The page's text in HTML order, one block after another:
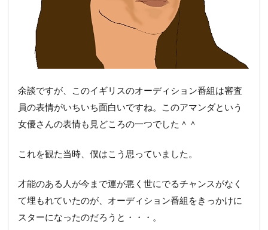
余談ですが、このイギリスのオーディション番組は審査
員の表情がいちいち面白いですね。このアマンダという
女優さんの表情も見どころの一つでした＾＾
これを観た当時、僕はこう思っていました。
才能のある人が今まで運が悪く世にでるチャンスがなく
て埋もれていたのが、オーディション番組をきっかけに
スターになったのだろうと・・・。